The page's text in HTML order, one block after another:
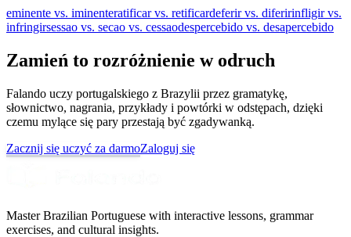
eminente vs. iminenteratificar vs. retificardeferir vs. diferirinfligir vs.
infringirsessao vs. secao vs. cessaodespercebido vs. desapercebido
Zamień to rozróżnienie w odruch
Falando uczy portugalskiego z Brazylii przez gramatykę,
słownictwo, nagrania, przykłady i powtórki w odstępach, dzięki
czemu mylące się pary przestają być zgadywanką.
Zacznij się uczyć za darmoZaloguj się
Master Brazilian Portuguese with interactive lessons, grammar
exercises, and cultural insights.